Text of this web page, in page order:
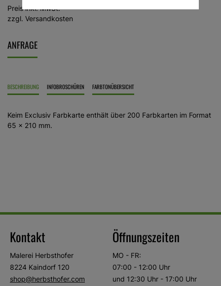
Preis inkl. MwSt.
zzgl. Versandkosten
ANFRAGE
BESCHREIBUNG INFOBROSCHÜREN FARBTONÜBERSICHT
Keim Exclusiv Farbkarte enthält über 200 Farbkarten im Format
65 x 210 mm.
Kontakt
Malerei Herbsthofer
8224 Kaindorf 120
shop@herbsthofer.com
Öffnungszeiten
MO - FR:
07:00 - 12:00 Uhr
und 12:30 Uhr - 17:00 Uhr